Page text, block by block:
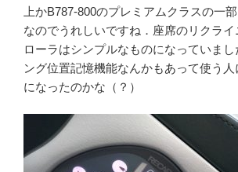
上かB787-800のプレミアムクラスの一
なのでうれしいですね．座席のリクライ
ローラはシンプルなものになっていま
ング位置記憶機能なんかもあって使う人
になったのかな（？）